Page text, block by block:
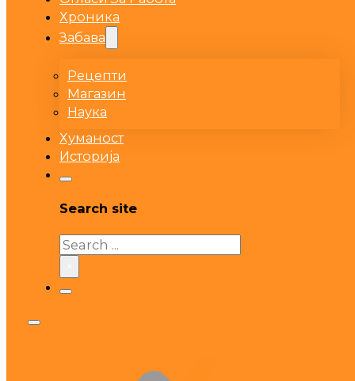
Хроника
Забава
Рецепти
Магазин
Наука
Хуманост
Историја
Search site
Search